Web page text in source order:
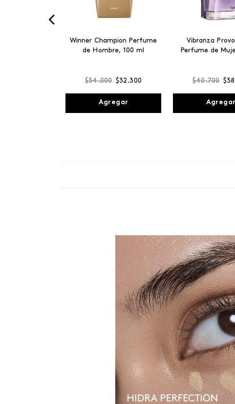
Winner Champion Perfume
de Hombre, 100 ml
$34.000 $32 .300
Agregar
Vibranza
Perfume de
$40.700 $38
Agregar